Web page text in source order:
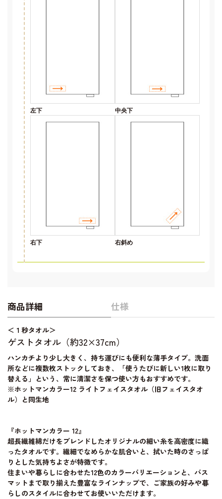
左下 中央下
右下 右斜め
商品詳細 仕様
＜１秒タオル＞
ゲストタオル（約32×37cm）
ハンカチより少し大きく、持ち運びにも便利な薄手タイプ。洗面
所などに複数枚ストックしておき、「使うたびに新しい1枚に取り
替える」という、常に清潔さを保つ使い方もおすすめです。
※ホットマンカラー12 ライトフェイスタオル（旧フェイスタオ
ル）と同生地
『ホットマンカラー 12』
超長繊維綿だけをブレンドしたオリジナルの細い糸を高密度に織
ったタオルです。繊細でなめらかな肌合いと、拭いた時のさっぱ
りとした気持ちよさが特徴です。
住まいや暮らしに合わせた12色のカラーバリエーションと、バス
マットまで取り揃えた豊富なラインナップで、ご家族の好みや暮
らしのスタイルに合わせてお使いいただけます。